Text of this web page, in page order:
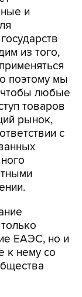
и
из того,
поэтому мы
чтобы любые
товаров
рынок,
с
ЕАЭС, но и
к нему со